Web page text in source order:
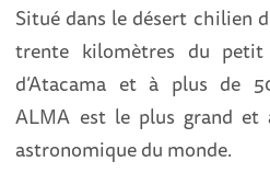
Situé dans le désert chilien
trente kilomètres du
d’Atacama et à plus de
ALMA est le plus grand et
astronomique du monde.